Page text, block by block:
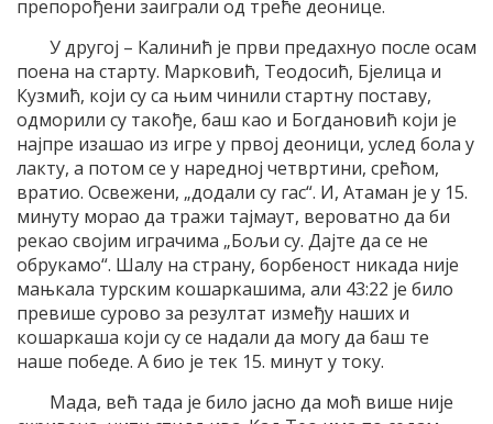
препорођени заиграли од треће деонице.
У другој – Калинић је први предахнуо после осам
поена на старту. Марковић, Теодосић, Бјелица и
Кузмић, који су са њим чинили стартну поставу,
одморили су такође, баш као и Богдановић који је
најпре изашао из игре у првој деоници, услед бола у
лакту, а потом се у наредној четвртини, срећом,
вратио. Освежени, „додали су гас“. И, Атаман је у 15.
минуту морао да тражи тајмаут, вероватно да би
рекао својим играчима „Бољи су. Дајте да се не
обрукамо“. Шалу на страну, борбеност никада није
мањкала турским кошаркашима, али 43:22 је било
превише сурово за резултат између наших и
кошаркаша који су се надали да могу да баш те
наше победе. А био је тек 15. минут у току.
Мада, већ тада је било јасно да моћ више није